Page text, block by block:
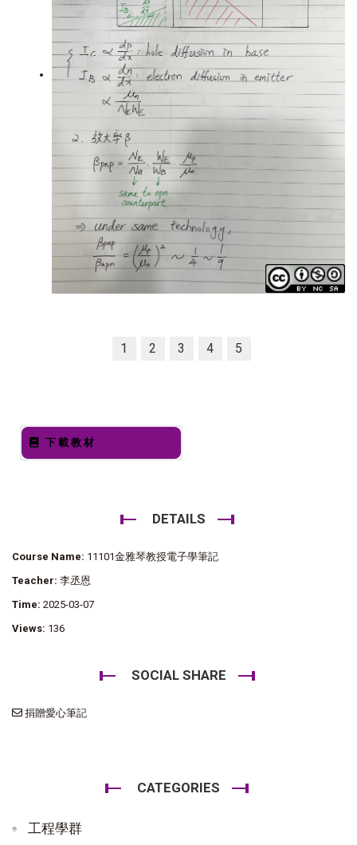
1 2 3 4 5
下載教材
DETAILS
Course Name: 11101金雅琴教授電子學筆記
Teacher: 李丞恩
Time: 2025-03-07
Views: 136
SOCIAL SHARE
捐贈愛心筆記
CATEGORIES
工程學群